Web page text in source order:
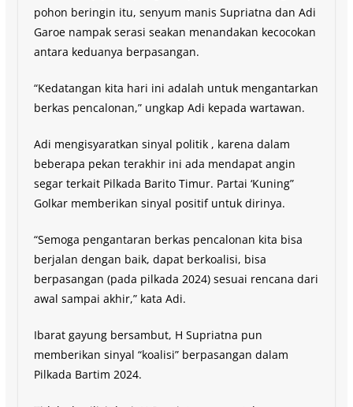
pohon beringin itu, senyum manis Supriatna dan Adi
Garoe nampak serasi seakan menandakan kecocokan
antara keduanya berpasangan.
“Kedatangan kita hari ini adalah untuk mengantarkan
berkas pencalonan,” ungkap Adi kepada wartawan.
Adi mengisyaratkan sinyal politik , karena dalam
beberapa pekan terakhir ini ada mendapat angin
segar terkait Pilkada Barito Timur. Partai ‘Kuning”
Golkar memberikan sinyal positif untuk dirinya.
“Semoga pengantaran berkas pencalonan kita bisa
berjalan dengan baik, dapat berkoalisi, bisa
berpasangan (pada pilkada 2024) sesuai rencana dari
awal sampai akhir,” kata Adi.
Ibarat gayung bersambut, H Supriatna pun
memberikan sinyal “koalisi” berpasangan dalam
Pilkada Bartim 2024.